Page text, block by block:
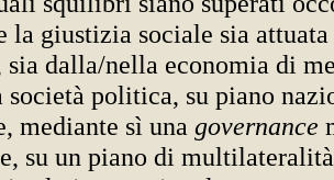
la giustizia sociale sia
dalla/nella economia di
politica, su piano
mediante sì una governance
su un piano di